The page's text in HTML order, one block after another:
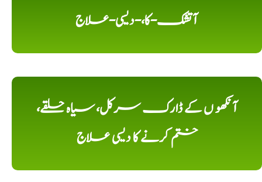
آتشک-کا،-دیسی-علاج
آنکھو ں کے ڈارک سرکل، سیاہ حلقے،
ختم کرنے کا دیسی علاج